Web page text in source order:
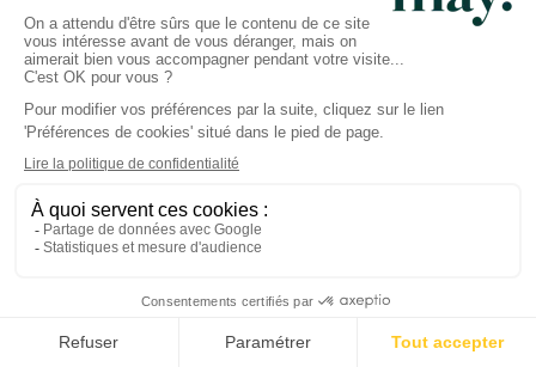
Informations
Contact